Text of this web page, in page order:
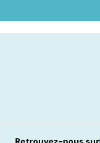
proximité : quel